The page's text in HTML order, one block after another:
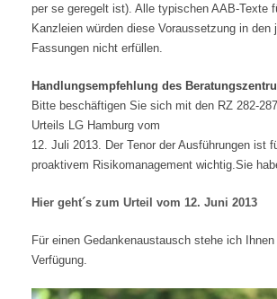
per se geregelt ist). Alle typischen AAB-Texte
Kanzleien würden diese Voraussetzung in den
Fassungen nicht erfüllen.
Handlungsempfehlung des
Bitte beschäftigen Sie sich mit den RZ 282-
Urteils LG Hamburg vom
12. Juli 2013. Der Tenor der Ausführungen ist
proaktivem Risikomanagement wichtig.Sie
Hier geht´s zum Urteil vom 12. Juni 2013
Für einen Gedankenaustausch stehe ich
Verfügung.